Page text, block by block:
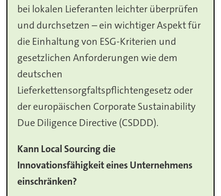
bei lokalen Lieferanten leichter überprüfen
und durchsetzen – ein wichtiger Aspekt für
die Einhaltung von ESG-Kriterien und
gesetzlichen Anforderungen wie dem
deutschen
Lieferkettensorgfaltspflichtengesetz oder
der europäischen Corporate Sustainability
Due Diligence Directive (CSDDD).
Kann Local Sourcing die
Innovationsfähigkeit eines Unternehmens
einschränken?